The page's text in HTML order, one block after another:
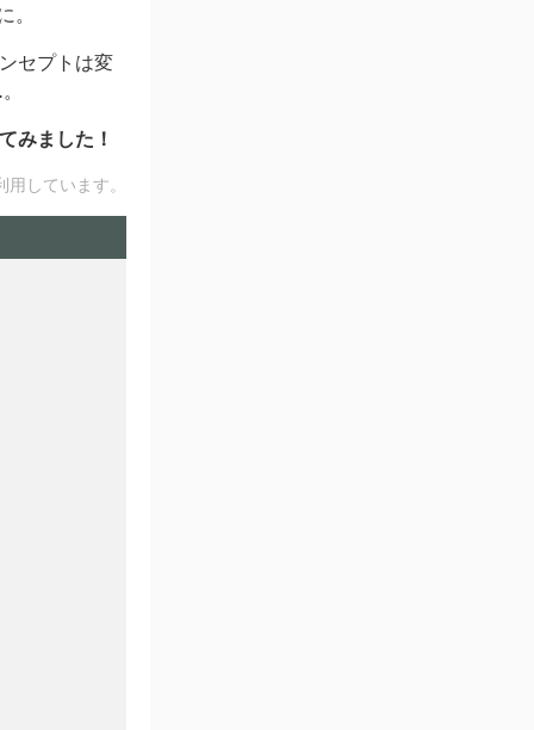
セプトは変
みました！
しています。